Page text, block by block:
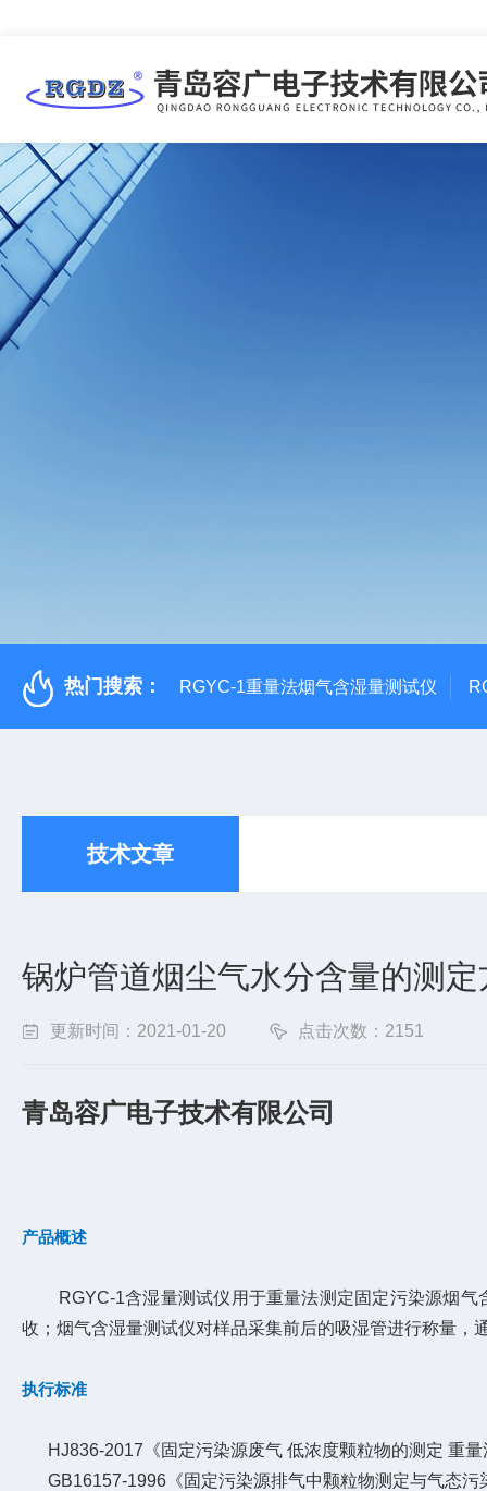
热门搜索： RGYC-1重量法烟气含湿量测试仪
技术文章
锅炉管道烟尘气水分含量的测定
更新时间：2021-01-20 点击次数：2151
青岛容广电子技术有限公司
产品概述
RGYC-1含湿量测试仪用于重量法测定固定污染源烟气
收；烟气含湿量测试仪对样品采集前后的吸湿管进行称量，
执行标准
HJ836-2017《固定污染源废气 低浓度颗粒物的测定 重量
GB16157-1996《固定污染源排气中颗粒物测定与气态污